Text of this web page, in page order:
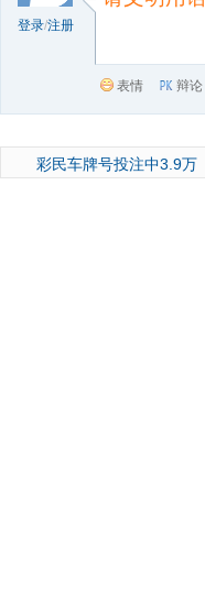
登录/注册
表情 辩论
彩民车牌号投注中3.9万